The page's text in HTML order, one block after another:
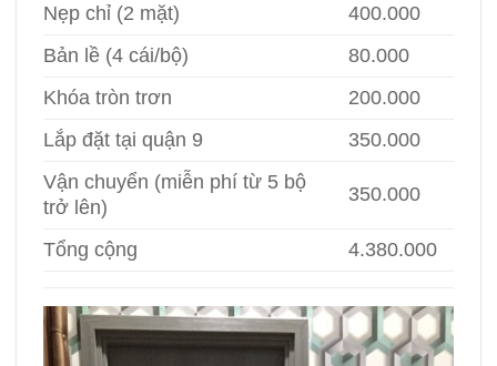
Nẹp chỉ (2 mặt)
400.000
Bản lề (4 cái/bộ)
80.000
Khóa tròn trơn
200.000
Lắp đặt tại quận 9
350.000
Vận chuyển (miễn phí từ 5 bộ
trở lên)
350.000
Tổng cộng 4.380.000